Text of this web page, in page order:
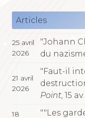
Articles
25 avril
2026
"Johann
du
21 avril
2026
"Faut-il
Point , 15
18
""Les